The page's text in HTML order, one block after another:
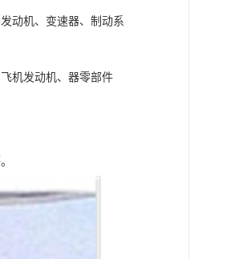
动机、变速器、制动系
机发动机、器零部件